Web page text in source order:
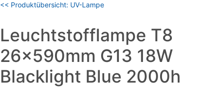
<< Produktübersicht: UV-Lampe
Leuchtstofflampe T8
26x590mm G13 18W
Blacklight Blue 2000h